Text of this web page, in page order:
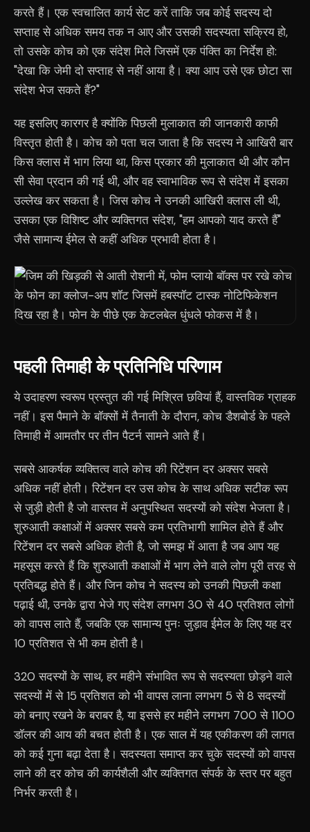
करते हैं। एक स्वचालित कार्य सेट करें ताकि जब कोई सदस्य दो
सप्ताह से अधिक समय तक न आए और उसकी सदस्यता सक्रिय हो,
तो उसके कोच को एक संदेश मिले जिसमें एक पंक्ति का निर्देश हो:
"देखा कि जेमी दो सप्ताह से नहीं आया है। क्या आप उसे एक छोटा सा
संदेश भेज सकते हैं?"
यह इसलिए कारगर है क्योंकि पिछली मुलाकात की जानकारी काफी
विस्तृत होती है। कोच को पता चल जाता है कि सदस्य ने आखिरी बार
किस क्लास में भाग लिया था, किस प्रकार की मुलाकात थी और कौन
सी सेवा प्रदान की गई थी, और वह स्वाभाविक रूप से संदेश में इसका
उल्लेख कर सकता है। जिस कोच ने उनकी आखिरी क्लास ली थी,
उसका एक विशिष्ट और व्यक्तिगत संदेश, "हम आपको याद करते हैं"
जैसे सामान्य ईमेल से कहीं अधिक प्रभावी होता है।
पहली तिमाही के प्रतिनिधि परिणाम
ये उदाहरण स्वरूप प्रस्तुत की गई मिश्रित छवियां हैं, वास्तविक ग्राहक
नहीं। इस पैमाने के बॉक्सों में तैनाती के दौरान, कोच डैशबोर्ड के पहले
तिमाही में आमतौर पर तीन पैटर्न सामने आते हैं।
सबसे आकर्षक व्यक्तित्व वाले कोच की रिटेंशन दर अक्सर सबसे
अधिक नहीं होती। रिटेंशन दर उस कोच के साथ अधिक सटीक रूप
से जुड़ी होती है जो वास्तव में अनुपस्थित सदस्यों को संदेश भेजता है।
शुरुआती कक्षाओं में अक्सर सबसे कम प्रतिभागी शामिल होते हैं और
रिटेंशन दर सबसे अधिक होती है, जो समझ में आता है जब आप यह
महसूस करते हैं कि शुरुआती कक्षाओं में भाग लेने वाले लोग पूरी तरह से
प्रतिबद्ध होते हैं। और जिन कोच ने सदस्य को उनकी पिछली कक्षा
पढ़ाई थी, उनके द्वारा भेजे गए संदेश लगभग 30 से 40 प्रतिशत लोगों
को वापस लाते हैं, जबकि एक सामान्य पुनः जुड़ाव ईमेल के लिए यह दर
10 प्रतिशत से भी कम होती है।
320 सदस्यों के साथ, हर महीने संभावित रूप से सदस्यता छोड़ने वाले
सदस्यों में से 15 प्रतिशत को भी वापस लाना लगभग 5 से 8 सदस्यों
को बनाए रखने के बराबर है, या इससे हर महीने लगभग 700 से 1100
डॉलर की आय की बचत होती है। एक साल में यह एकीकरण की लागत
को कई गुना बढ़ा देता है। सदस्यता समाप्त कर चुके सदस्यों को वापस
लाने की दर कोच की कार्यशैली और व्यक्तिगत संपर्क के स्तर पर बहुत
निर्भर करती है।